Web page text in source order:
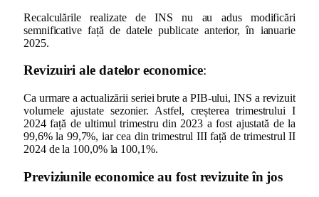
Recalculările realizate de INS nu au adus modificări
semnificative față de datele publicate anterior, în ianuarie
2025.
Revizuiri ale datelor economice:
Ca urmare a actualizării seriei brute a PIB-ului, INS a revizuit
volumele ajustate sezonier. Astfel, creșterea trimestrului I
2024 față de ultimul trimestru din 2023 a fost ajustată de la
99,6% la 99,7%, iar cea din trimestrul III față de trimestrul II
2024 de la 100,0% la 100,1%.
Previziunile economice au fost revizuite în jos